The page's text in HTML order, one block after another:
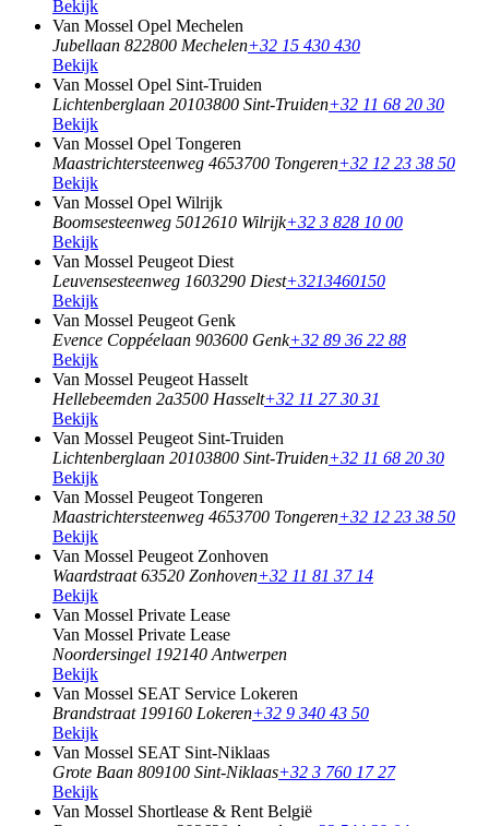
Bekijk
Van Mossel Opel Mechelen
Jubellaan 822800 Mechelen+32 15 430 430
Bekijk
Van Mossel Opel Sint-Truiden
Lichtenberglaan 20103800 Sint-Truiden+32 11 68 20 30
Bekijk
Van Mossel Opel Tongeren
Maastrichtersteenweg 4653700 Tongeren+32 12 23 38 50
Bekijk
Van Mossel Opel Wilrijk
Boomsesteenweg 5012610 Wilrijk+32 3 828 10 00
Bekijk
Van Mossel Peugeot Diest
Leuvensesteenweg 1603290 Diest+3213460150
Bekijk
Van Mossel Peugeot Genk
Evence Coppéelaan 903600 Genk+32 89 36 22 88
Bekijk
Van Mossel Peugeot Hasselt
Hellebeemden 2a3500 Hasselt+32 11 27 30 31
Bekijk
Van Mossel Peugeot Sint-Truiden
Lichtenberglaan 20103800 Sint-Truiden+32 11 68 20 30
Bekijk
Van Mossel Peugeot Tongeren
Maastrichtersteenweg 4653700 Tongeren+32 12 23 38 50
Bekijk
Van Mossel Peugeot Zonhoven
Waardstraat 63520 Zonhoven+32 11 81 37 14
Bekijk
Van Mossel Private Lease
Van Mossel Private Lease
Noordersingel 192140 Antwerpen
Bekijk
Van Mossel SEAT Service Lokeren
Brandstraat 199160 Lokeren+32 9 340 43 50
Bekijk
Van Mossel SEAT Sint-Niklaas
Grote Baan 809100 Sint-Niklaas+32 3 760 17 27
Bekijk
Van Mossel Shortlease & Rent België